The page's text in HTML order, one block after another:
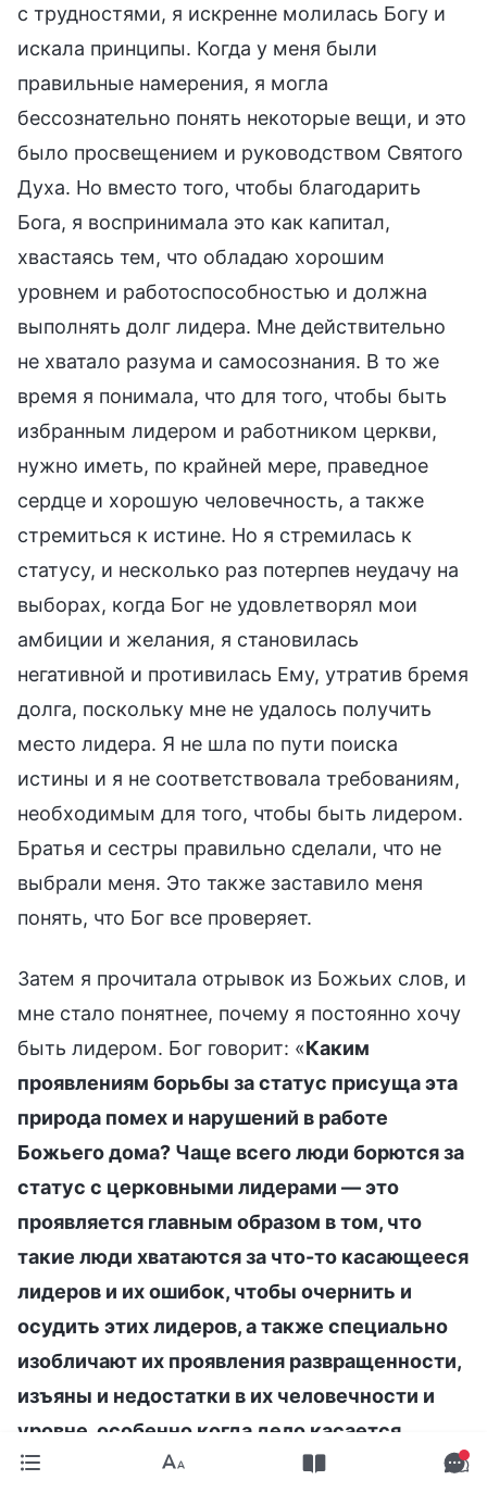
с трудностями, я искренне молилась Богу и
искала принципы. Когда у меня были
правильные намерения, я могла
бессознательно понять некоторые вещи, и это
было просвещением и руководством Святого
Духа. Но вместо того, чтобы благодарить
Бога, я воспринимала это как капитал,
хвастаясь тем, что обладаю хорошим
уровнем и работоспособностью и должна
выполнять долг лидера. Мне действительно
не хватало разума и самосознания. В то же
время я понимала, что для того, чтобы быть
избранным лидером и работником церкви,
нужно иметь, по крайней мере, праведное
сердце и хорошую человечность, а также
стремиться к истине. Но я стремилась к
статусу, и несколько раз потерпев неудачу на
выборах, когда Бог не удовлетворял мои
амбиции и желания, я становилась
негативной и противилась Ему, утратив бремя
долга, поскольку мне не удалось получить
место лидера. Я не шла по пути поиска
истины и я не соответствовала требованиям,
необходимым для того, чтобы быть лидером.
Братья и сестры правильно сделали, что не
выбрали меня. Это также заставило меня
понять, что Бог все проверяет.
Затем я прочитала отрывок из Божьих слов, и
мне стало понятнее, почему я постоянно хочу
быть лидером. Бог говорит: «Каким
проявлениям борьбы за статус присуща эта
природа помех и нарушений в работе
Божьего дома? Чаще всего люди борются за
статус с церковными лидерами — это
проявляется главным образом в том, что
такие люди хватаются за что-то касающееся
лидеров и их ошибок, чтобы очернить и
осудить этих лидеров, а также специально
изобличают их проявления развращенности,
изъяны и недостатки в их человечности и
уровне, особенно когда дело касается
отклонений и ошибок, допущенных